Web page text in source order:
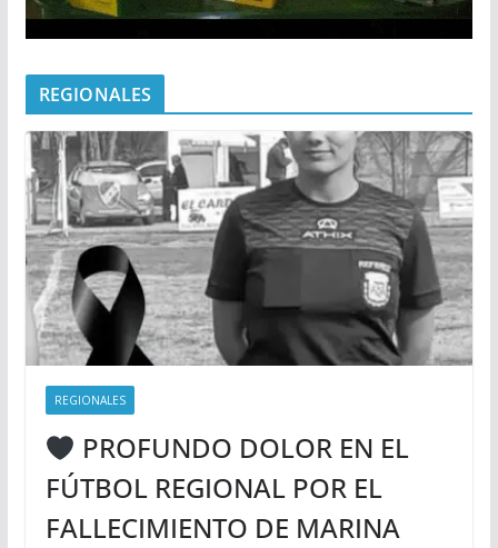
REGIONALES
REGIONALES
PROFUNDO DOLOR EN EL
FÚTBOL REGIONAL POR EL
FALLECIMIENTO DE MARINA